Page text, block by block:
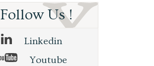
Follow Us !
Linkedin
Youtube